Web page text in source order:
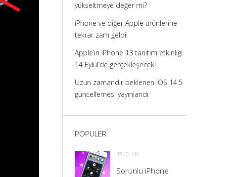
yükseltmeye değer mi?
iPhone ve diğer Apple ürünlerine
tekrar zam geldi!
Apple’ın iPhone 13 tanıtım etkinliği
14 Eylül’de gerçekleşecek!
Uzun zamandır beklenen iOS 14.5
güncellemesi yayınlandı
POPULER
İPUÇLARI
Sorunlu iPhone